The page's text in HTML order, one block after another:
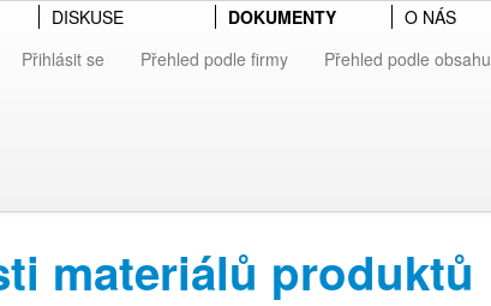
DISKUSE DOKUMENTY O NÁS
Přihlásit se Přehled podle firmy Přehled podle obsahu
materiálů produktů